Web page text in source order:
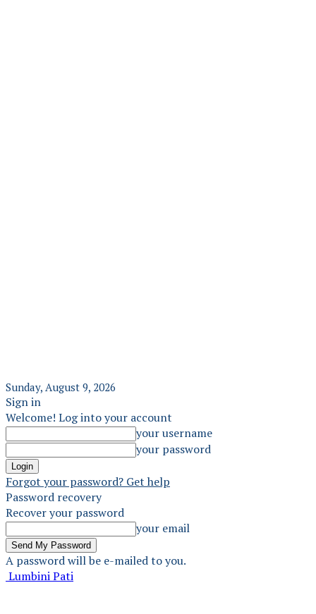
Sunday, August 9, 2026
Sign in
Welcome! Log into your account
your username
your password
Forgot your password? Get help
Password recovery
Recover your password
your email
A password will be e-mailed to you.
Lumbini Pati